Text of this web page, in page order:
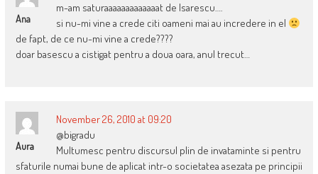
Ana
m-am saturaaaaaaaaaaaaat de Isarescu….
si nu-mi vine a crede citi oameni mai au incredere in el
de fapt, de ce nu-mi vine a crede????
doar basescu a cistigat pentru a doua oara, anul trecut…
Aura
November 26, 2010 at 09:20
@bigradu
Multumesc pentru discursul plin de invataminte si pentru
sfaturile numai bune de aplicat intr-o societatea asezata pe principii